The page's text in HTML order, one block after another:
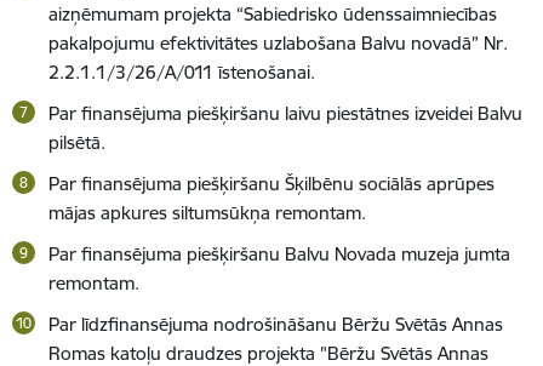
aizņēmumam projekta “Sabiedrisko ūdenssaimniecības
pakalpojumu efektivitātes uzlabošana Balvu novadā” Nr.
2.2.1.1/3/26/A/011 īstenošanai.
Par finansējuma piešķiršanu laivu piestātnes izveidei Balvu
pilsētā.
Par finansējuma piešķiršanu Šķilbēnu sociālās aprūpes
mājas apkures siltumsūkņa remontam.
Par finansējuma piešķiršanu Balvu Novada muzeja jumta
remontam.
Par līdzfinansējuma nodrošināšanu Bēržu Svētās Annas
Romas katoļu draudzes projekta "Bēržu Svētās Annas